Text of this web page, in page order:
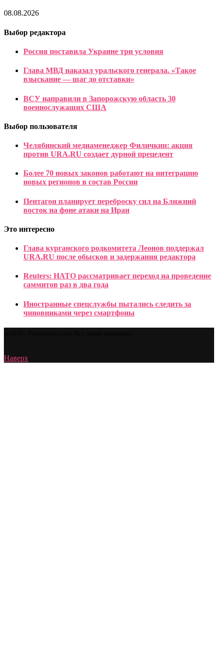
08.08.2026
Выбор редактора
Россия поставила Украине три условия
Глава МВД наказал уральского генерала. «Такое
взыскание — шаг до отставки»
ВСУ направили в Запорожскую область 30
военнослужащих США
Выбор пользователя
Челябинский медиаменеджер Филичкин: акция
против URA.RU создает дурной прецедент
Более 70 новых законов работают на интеграцию
новых регионов в состав России
Пентагон планирует переброску сил на Ближний
восток на фоне атаки на Иран
Это интересно
Глава курганского родкомитета Леонов поддержал
URA.RU после обысков и задержания редактора
Reuters: НАТО рассматривает переход на проведение
саммитов раз в два года
Иностранные спецслужбы пытались следить за
чиновниками через смартфоны
Наверх